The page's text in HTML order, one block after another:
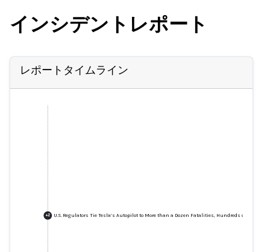
インシデントレポート
レポートタイムライン
+2 U.S. Regulators Tie Tesla’s Autopilot to More than a Dozen Fatalities, Hundreds of Crashes